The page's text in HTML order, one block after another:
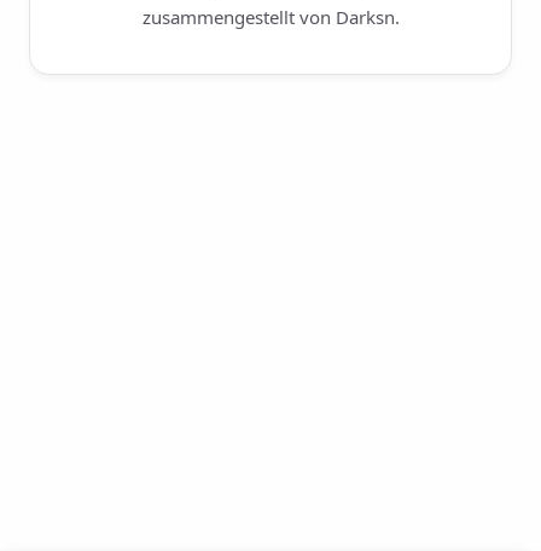
zusammengestellt von Darksn.